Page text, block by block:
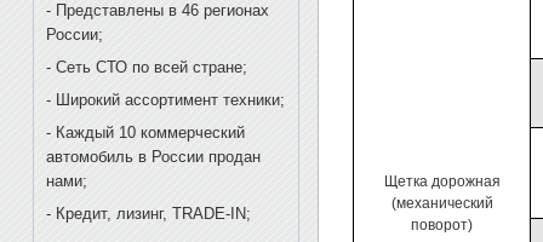
- Представлены в 46 регионах
России;
- Сеть СТО по всей стране;
- Широкий ассортимент техники;
- Каждый 10 коммерческий
автомобиль в России продан
нами;
- Кредит, лизинг, TRADE-IN;
Щетка дорожная
(механический
поворот)